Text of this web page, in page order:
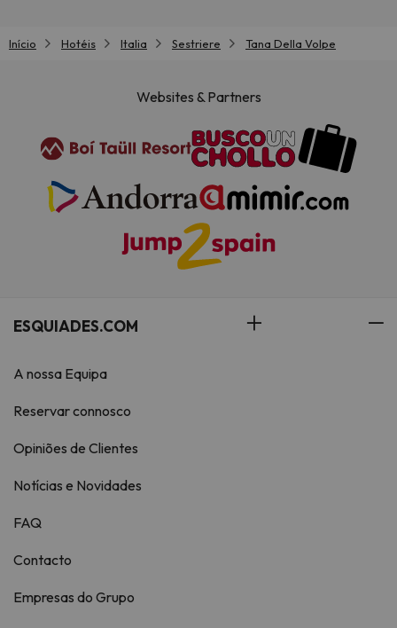
Início Hotéis Italia Sestriere Tana Della Volpe
Websites & Partners
ESQUIADES.COM
A nossa Equipa
Reservar connosco
Opiniões de Clientes
Notícias e Novidades
FAQ
Contacto
Empresas do Grupo